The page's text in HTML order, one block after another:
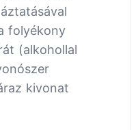
folyékony
(alkohollal
kivonat